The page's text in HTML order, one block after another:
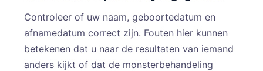
Controleer of uw naam, geboortedatum en
afnamedatum correct zijn. Fouten hier kunnen
betekenen dat u naar de resultaten van iemand
anders kijkt of dat de monsterbehandeling